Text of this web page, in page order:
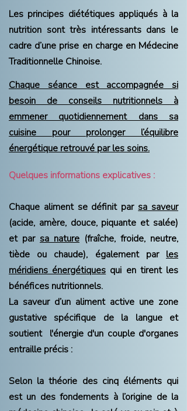
Les principes diététiques appliqués à la
nutrition sont très intéressants dans le
cadre d’une prise en charge en Médecine
Traditionnelle Chinoise.
Chaque séance est accompagnée si
besoin de conseils nutritionnels à
emmener quotidiennement dans sa
cuisine pour prolonger l’équilibre
énergétique retrouvé par les soins.
Quelques informations explicatives :
Chaque aliment se définit parsa saveur
(acide, amère, douce, piquante et salée)
et par sa nature (fraîche, froide, neutre,
tiède ou chaude), également par les
méridiens énergétiques qui en tirent les
bénéfices nutritionnels.
La saveur d’un aliment active une zone
gustative spécifique de la langue et
soutient l'énergie d'un couple d'organes
entraille précis :
Selon la théorie des cinq éléments qui
est un des fondements à l’origine de la